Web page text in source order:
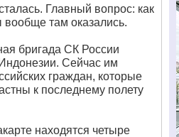
Главный вопрос: как
там оказались.
бригада СК России
Сейчас им
граждан, которые
к последнему полету
находятся четыре